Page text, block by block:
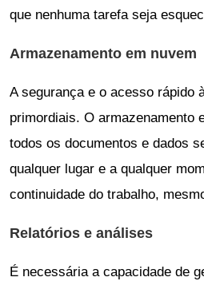
que nenhuma tarefa seja
Armazenamento em nuvem
A segurança e o acesso rápido
primordiais. O armazenamento
todos os documentos e dados
qualquer lugar e a qualquer
continuidade do trabalho,
Relatórios e análises
É necessária a capacidade de